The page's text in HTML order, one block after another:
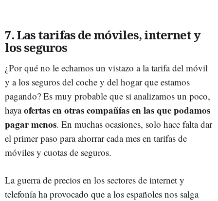
7. Las tarifas de móviles, internet y
los seguros
¿Por qué no le echamos un vistazo a la tarifa del móvil
y a los seguros del coche y del hogar que estamos
pagando? Es muy probable que si analizamos un poco,
hayaofertas en otras compañías en las que podamos
pagar menos. En muchas ocasiones, solo hace falta dar
el primer paso para ahorrar cada mes en tarifas de
móviles y cuotas de seguros.
La guerra de precios en los sectores de internet y
telefonía ha provocado que a los españoles nos salga